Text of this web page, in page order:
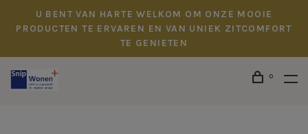
U BENT VAN HARTE WELKOM OM ONZE MOOIE
PRODUCTEN TE ERVAREN EN VAN UNIEK ZITCOMFORT
TE GENIETEN
0